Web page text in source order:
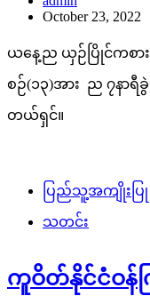
October 23, 2022
ယနေ့ည ယှဉ်ပြိုင်ကစား
စဉ်(၁၃)အား ည ၇နာရီ
တယ်ရှင်။
ပြည်သူ့အကျိုးပြု
သတင်း
ကူဝိတ်နိုင်ငံဝန်က